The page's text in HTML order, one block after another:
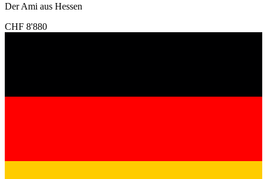
Der Ami aus Hessen
CHF 8'880